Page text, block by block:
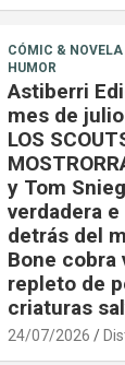
CÓMIC &
HUMOR
Astiberri
mes de
LOS
y Tom
verdadera
detrás del
Bone cobra
repleto de
criaturas
24/07/2026